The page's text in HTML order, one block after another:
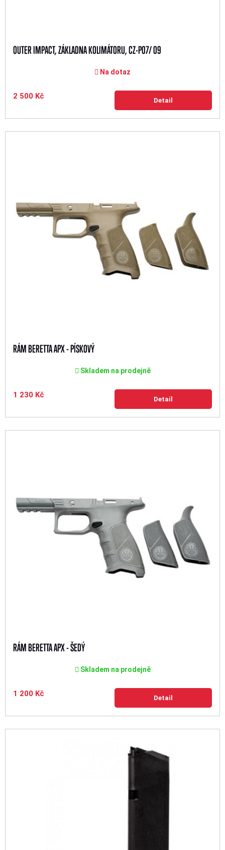
OUTER IMPACT, ZÁKLADNA KOLIMÁTORU, CZ-P07/ 09
Na dotaz
2 500 Kč Detail
RÁM BERETTA APX - PÍSKOVÝ
Skladem na prodejně
1 230 Kč Detail
RÁM BERETTA APX - ŠEDÝ
Skladem na prodejně
1 200 Kč Detail